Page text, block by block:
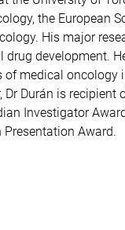
Presentation Award.